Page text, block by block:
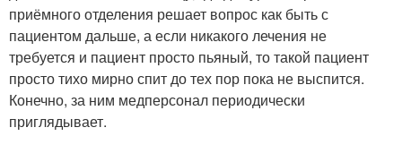
приёмного отделения решает вопрос как быть с
пациентом дальше, а если никакого лечения не
требуется и пациент просто пьяный, то такой пациент
просто тихо мирно спит до тех пор пока не выспится.
Конечно, за ним медперсонал периодически
приглядывает.